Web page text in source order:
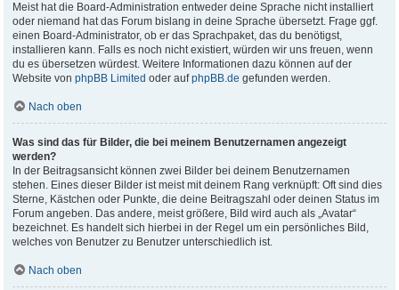
Meist hat die Board-Administration entweder deine Sprache nicht installiert
oder niemand hat das Forum bislang in deine Sprache übersetzt. Frage ggf.
einen Board-Administrator, ob er das Sprachpaket, das du benötigst,
installieren kann. Falls es noch nicht existiert, würden wir uns freuen, wenn
du es übersetzen würdest. Weitere Informationen dazu können auf der
Website vonphpBB Limited oder aufphpBB.de gefunden werden.
Nach oben
Was sind das für Bilder, die bei meinem Benutzernamen angezeigt
werden?
In der Beitragsansicht können zwei Bilder bei deinem Benutzernamen
stehen. Eines dieser Bilder ist meist mit deinem Rang verknüpft: Oft sind dies
Sterne, Kästchen oder Punkte, die deine Beitragszahl oder deinen Status im
Forum angeben. Das andere, meist größere, Bild wird auch als „Avatar“
bezeichnet. Es handelt sich hierbei in der Regel um ein persönliches Bild,
welches von Benutzer zu Benutzer unterschiedlich ist.
Nach oben